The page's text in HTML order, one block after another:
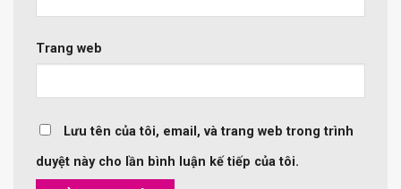
Trang web
Lưu tên của tôi, email, và trang web trong trình
duyệt này cho lần bình luận kế tiếp của tôi.